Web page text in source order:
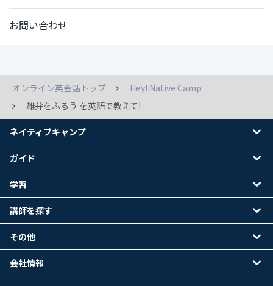
お問い合わせ
オンライン英会話トップ
Hey! Native Camp
雄弁をふるう を英語で教えて!
ネイティブキャンプ
ガイド
学習
講師を探す
その他
会社情報